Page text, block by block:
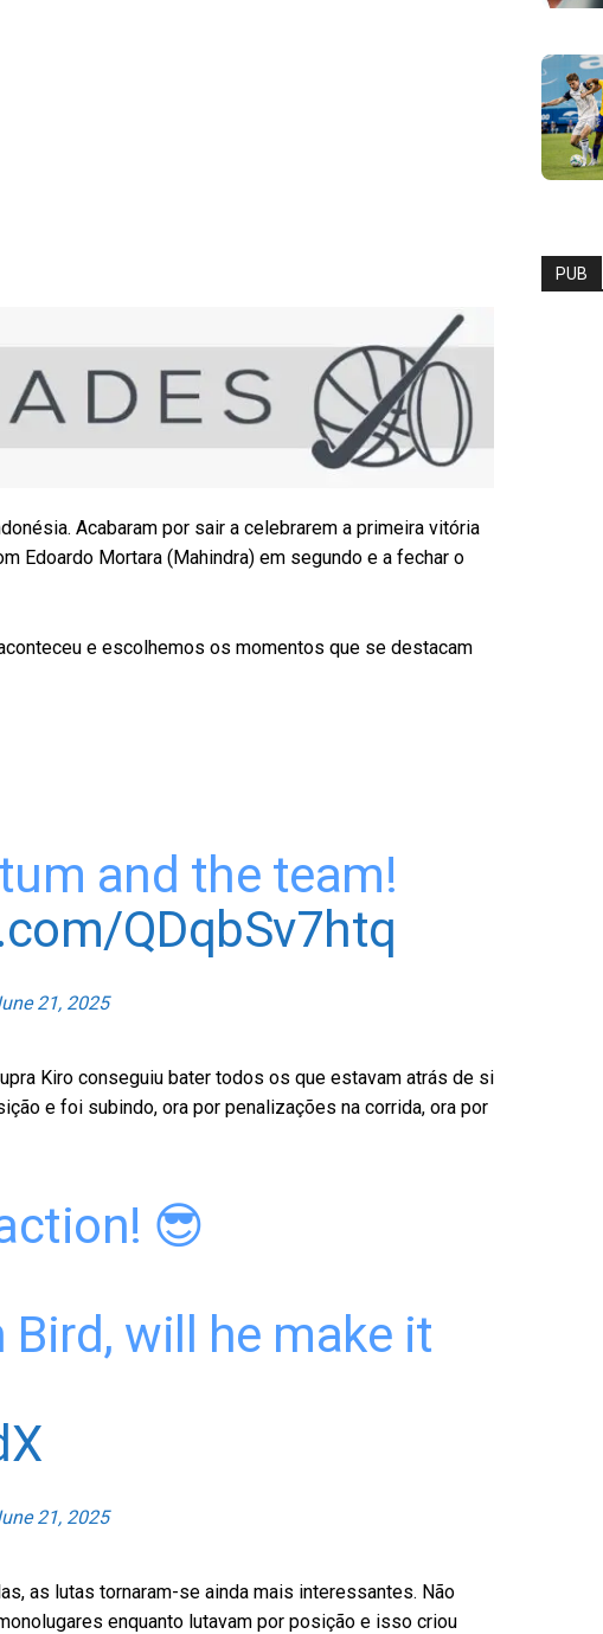
Acabaram por sair a celebrarem a primeira vitória
Edoardo Mortara (Mahindra) em segundo e a fechar o
e escolhemos os momentos que se destacam
and the team!
QDqbSv7htq
21, 2025
Kiro conseguiu bater todos os que estavam atrás de si
e foi subindo, ora por penalizações na corrida, ora por
😎
will he make it
21, 2025
as lutas tornaram-se ainda mais interessantes. Não
enquanto lutavam por posição e isso criou
PUB